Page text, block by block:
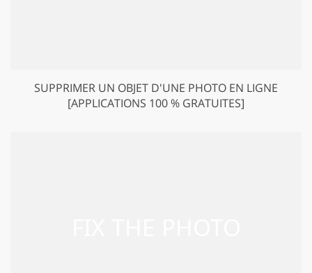
SUPPRIMER UN OBJET D'UNE PHOTO EN LIGNE
[APPLICATIONS 100 % GRATUITES]